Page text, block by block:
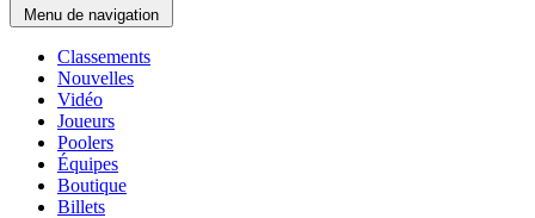
Menu de navigation
Classements
Nouvelles
Vidéo
Joueurs
Poolers
Équipes
Boutique
Billets